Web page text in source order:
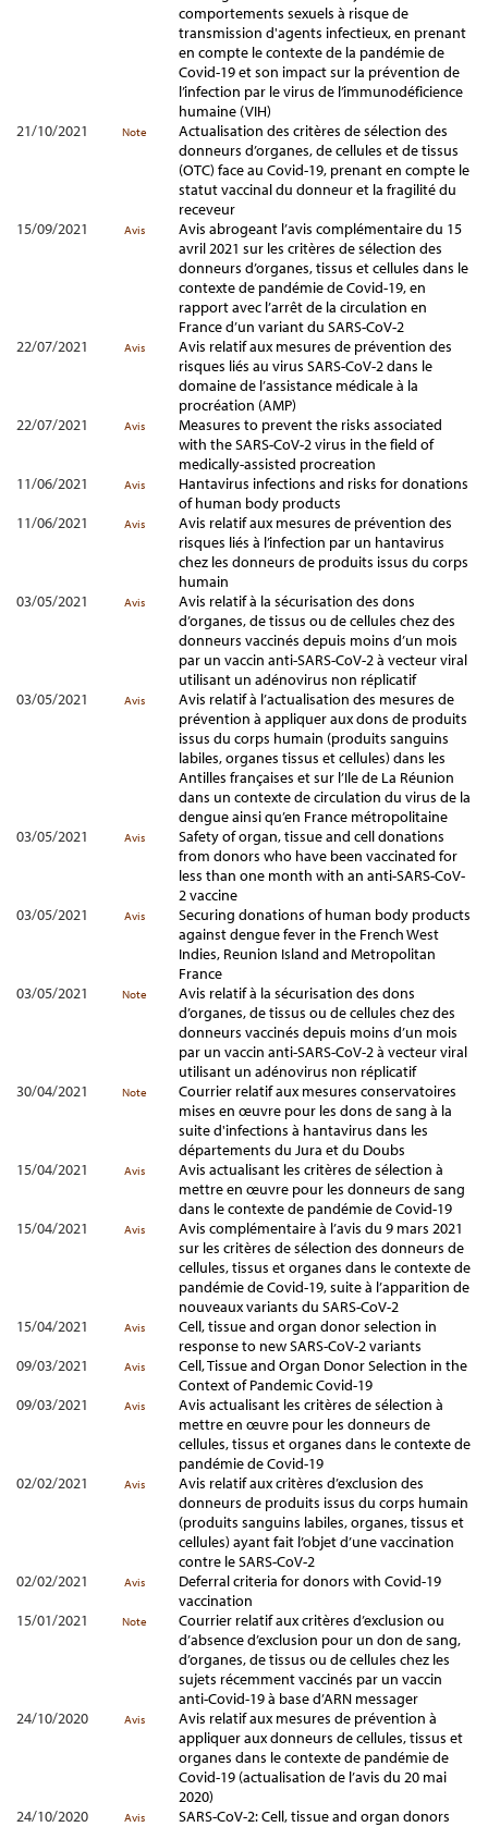
comportements sexuels à risque de
transmission d'agents infectieux, en prenant
en compte le contexte de la pandémie de
Covid-19 et son impact sur la prévention de
l’infection par le virus de l’immunodéficience
humaine (VIH)
21/10/2021
Note
Actualisation des critères de sélection des
donneurs d’organes, de cellules et de tissus
(OTC) face au Covid-19, prenant en compte le
statut vaccinal du donneur et la fragilité du
receveur
15/09/2021
Avis
Avis abrogeant l’avis complémentaire du 15
avril 2021 sur les critères de sélection des
donneurs d’organes, tissus et cellules dans le
contexte de pandémie de Covid-19, en
rapport avec l’arrêt de la circulation en
France d’un variant du SARS-CoV-2
22/07/2021
Avis
Avis relatif aux mesures de prévention des
risques liés au virus SARS-CoV-2 dans le
domaine de l’assistance médicale à la
procréation (AMP)
22/07/2021
Avis
Measures to prevent the risks associated
with the SARS-CoV-2 virus in the field of
medically-assisted procreation
11/06/2021
Avis
Hantavirus infections and risks for donations
of human body products
11/06/2021
Avis
Avis relatif aux mesures de prévention des
risques liés à l’infection par un hantavirus
chez les donneurs de produits issus du corps
humain
03/05/2021
Avis
Avis relatif à la sécurisation des dons
d’organes, de tissus ou de cellules chez des
donneurs vaccinés depuis moins d’un mois
par un vaccin anti-SARS-CoV-2 à vecteur viral
utilisant un adénovirus non réplicatif
03/05/2021
Avis
Avis relatif à l’actualisation des mesures de
prévention à appliquer aux dons de produits
issus du corps humain (produits sanguins
labiles, organes tissus et cellules) dans les
Antilles françaises et sur l’Ile de La Réunion
dans un contexte de circulation du virus de la
dengue ainsi qu’en France métropolitaine
03/05/2021
Avis
Safety of organ, tissue and cell donations
from donors who have been vaccinated for
less than one month with an anti-SARS-CoV-
2 vaccine
03/05/2021
Avis
Securing donations of human body products
against dengue fever in the French West
Indies, Reunion Island and Metropolitan
France
03/05/2021
Note
Avis relatif à la sécurisation des dons
d’organes, de tissus ou de cellules chez des
donneurs vaccinés depuis moins d’un mois
par un vaccin anti-SARS-CoV-2 à vecteur viral
utilisant un adénovirus non réplicatif
30/04/2021
Note
Courrier relatif aux mesures conservatoires
mises en œuvre pour les dons de sang à la
suite d'infections à hantavirus dans les
départements du Jura et du Doubs
15/04/2021
Avis
Avis actualisant les critères de sélection à
mettre en œuvre pour les donneurs de sang
dans le contexte de pandémie de Covid-19
15/04/2021
Avis
Avis complémentaire à l’avis du 9 mars 2021
sur les critères de sélection des donneurs de
cellules, tissus et organes dans le contexte de
pandémie de Covid-19, suite à l’apparition de
nouveaux variants du SARS-CoV-2
15/04/2021
Avis
Cell, tissue and organ donor selection in
response to new SARS-CoV-2 variants
09/03/2021
Avis
Cell, Tissue and Organ Donor Selection in the
Context of Pandemic Covid-19
09/03/2021
Avis
Avis actualisant les critères de sélection à
mettre en œuvre pour les donneurs de
cellules, tissus et organes dans le contexte de
pandémie de Covid-19
02/02/2021
Avis
Avis relatif aux critères d’exclusion des
donneurs de produits issus du corps humain
(produits sanguins labiles, organes, tissus et
cellules) ayant fait l’objet d’une vaccination
contre le SARS-CoV-2
02/02/2021
Avis
Deferral criteria for donors with Covid-19
vaccination
15/01/2021
Note
Courrier relatif aux critères d’exclusion ou
d’absence d’exclusion pour un don de sang,
d’organes, de tissus ou de cellules chez les
sujets récemment vaccinés par un vaccin
anti-Covid-19 à base d’ARN messager
24/10/2020
Avis
Avis relatif aux mesures de prévention à
appliquer aux donneurs de cellules, tissus et
organes dans le contexte de pandémie de
Covid-19 (actualisation de l’avis du 20 mai
2020)
24/10/2020
Avis
SARS-CoV-2: Cell, tissue and organ donors